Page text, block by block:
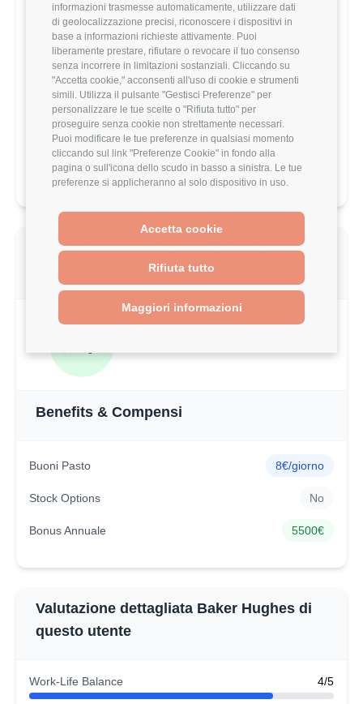
informazioni trasmesse automaticamente, utilizzare dati
di geolocalizzazione precisi, riconoscere i dispositivi in
base a informazioni richieste attivamente. Puoi
liberamente prestare, rifiutare o revocare il tuo consenso
senza incorrere in limitazioni sostanziali. Cliccando su
"Accetta cookie," acconsenti all'uso di cookie e strumenti
simili. Utilizza il pulsante "Gestisci Preferenze" per
personalizzare le tue scelte o "Rifiuta tutto" per
proseguire senza cookie non strettamente necessari.
Puoi modificare le tue preferenze in qualsiasi momento
cliccando sul link "Preferenze Cookie" in fondo alla
pagina o sull'icona dello scudo in basso a sinistra. Le tue
preferenze si applicheranno al solo dispositivo in uso.
Accetta cookie
Rifiuta tutto
Maggiori informazioni
Vuoi comparare il tuo
stipendio?
Scopri come il tuo stipendio si posiziona
rispetto al mercato con analisi
dettagliate per ruolo, esperienza e
località.
Vai al comparatore completo
Valutazione complessiva Baker Hughes di
Benefits & Compensi
Buoni Pasto 8€/giorno
Stock Options No
Bonus Annuale 5500€
Valutazione dettagliata Baker Hughes di
questo utente
Work-Life Balance 4/5